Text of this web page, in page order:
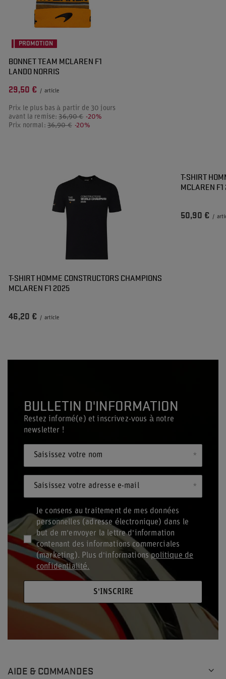
PROMOTION
BONNET TEAM MCLAREN F1
LANDO NORRIS
29,50 € / article
Prix le plus bas à partir de 30 jours
avant la remise:36,90 € -20%
Prix normal: 36,90 € -20%
T-SHIRT HOMME CONSTRUCTORS CHAMPIONS
MCLAREN F1 2025
46,20 € / article
T-SHIRT
MCLAREN
50,90 € /
BULLETIN D'INFORMATION
Restez informé(e) et inscrivez-vous à notre
newsletter !
Saisissez votre nom
Saisissez votre adresse e-mail
Je consens au traitement de mes données
personnelles (adresse électronique) dans le
but de m'envoyer la lettre d'information
contenant des informations commerciales
(marketing). Plus d'informationspolitique de
confidentialité.
S'INSCRIRE
AIDE & COMMANDES